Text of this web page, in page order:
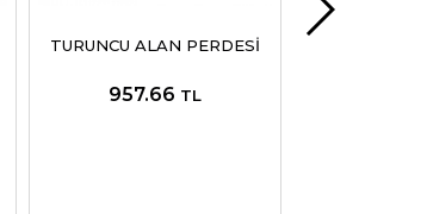
TURUNCU ALAN PERDESİ
957.66 TL